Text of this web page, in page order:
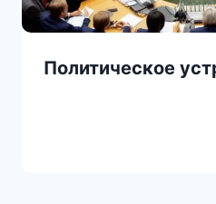
Политическое